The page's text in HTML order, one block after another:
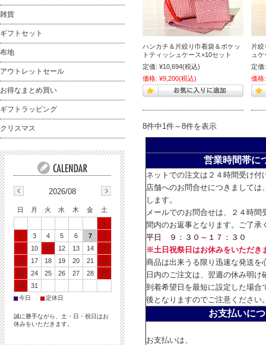
ハンカチ＆片絞り巾着袋＆ポケッ
トティッシュケース×10セット
定価: ¥10,694(税込)
価格: ¥9,200(税込)
片
ュ
定価:
価格:
8件中1件～8件を表示
営業時間帯に
ネットでの注文は２４時間受け付
店舗へのお問合せにつきましては
します。
メールでのお問合せは、２４時間
間内のお返事となります。ご了承
平日 ９：３０～１７：３０
※土日祝祭日はお休みをいただき
商品は出来うる限り迅速な発送を
日内のご注文は、翌週の休み明け
到着希望日を最短に設定した場合
後となりますのでご注意ください
お支払いに
お支払いは、
雑貨
ギフトセット
布地
アウトレットセール
お得なまとめ買い
ギフトラッピング
クリスマス
2026/08
日 月 火 水 木 金
土
1
2
3 4 5 6 7
8
9
10 11 12 13 14
15
16
17 18 19 20 21
22
23
24 25 26 27 28
29
30
31
■今日 ■定休日
誠に勝手ながら、土・日・祝日はお
休みをいただきます。